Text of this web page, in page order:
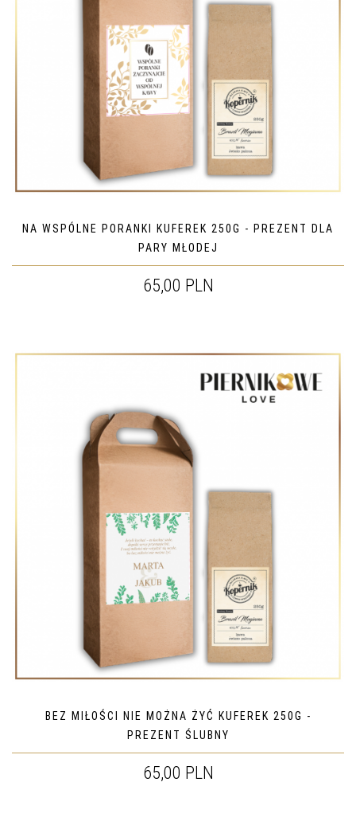
NA WSPÓLNE PORANKI KUFEREK 250G - PREZENT DLA
PARY MŁODEJ
65,00 PLN
BEZ MIŁOŚCI NIE MOŻNA ŻYĆ KUFEREK 250G -
PREZENT ŚLUBNY
65,00 PLN